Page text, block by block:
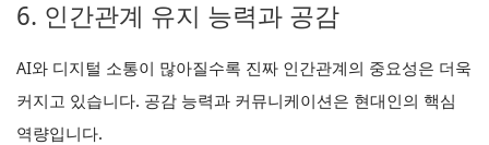
6. 인간관계 유지 능력과 공감
AI와 디지털 소통이 많아질수록 진짜 인간관계의 중요성은 더욱
커지고 있습니다. 공감 능력과 커뮤니케이션은 현대인의 핵심
역량입니다.